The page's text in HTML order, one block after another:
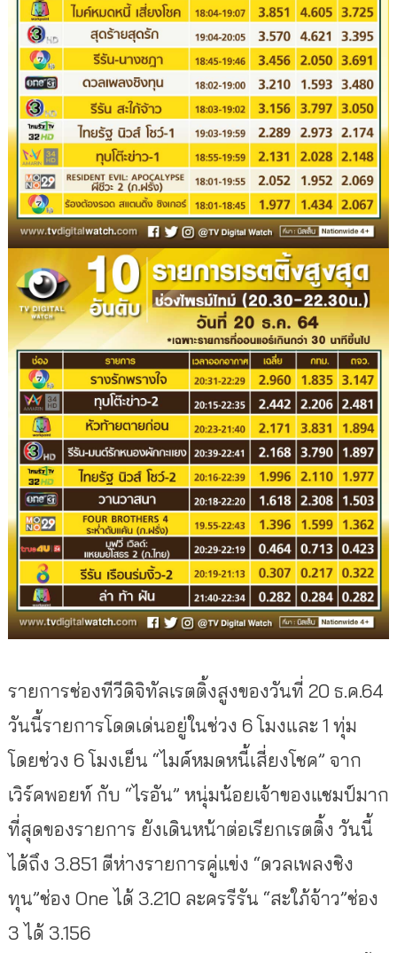
รายการช่องทีวีดิจิทัลเรตติ้งสูงของวันที่ 20 ธ.ค.64
วันนี้รายการโดดเด่นอยู่ในช่วง 6 โมงและ 1 ทุ่ม
โดยช่วง 6 โมงเย็น “ไมค์หมดหนี้เสี่ยงโชค” จาก
เวิร์คพอยท์ กับ “ไรอัน” หนุ่มน้อยเจ้าของแชมป์มาก
ที่สุดของรายการ ยังเดินหน้าต่อเรียกเรตติ้ง วันนี้
ได้ถึง 3.851 ตีห่างรายการคู่แข่ง “ดวลเพลงชิง
ทุน”ช่อง One ได้ 3.210 ละครรีรัน “สะใภ้จ้าว”ช่อง
3 ได้ 3.156